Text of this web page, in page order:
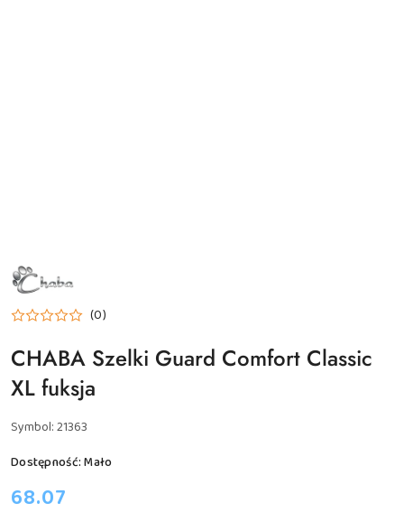
NAZWA
PRODUCENTA:
CHABA
(0)
CHABA Szelki Guard Comfort Classic
XL fuksja
Symbol:21363
Dostępność:Mało
cena:
68.07